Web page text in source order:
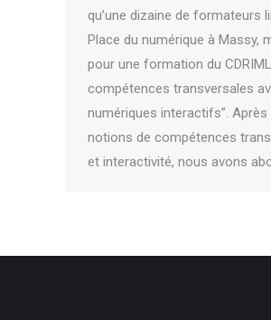
qu’une dizaine de formateurs
Place du numérique à Massy,
pour une formation du
compétences transversales
numériques interactifs”.
notions de compétences
et interactivité, nous avons